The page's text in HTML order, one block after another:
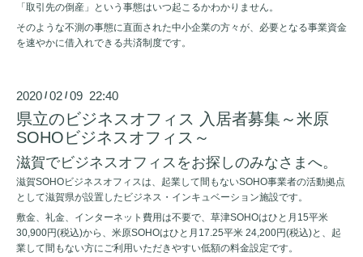
「取引先の倒産」という事態はいつ起こるかわかりません。
そのような不測の事態に直面された中小企業の方々が、必要となる事業資金
を速やかに借入れできる共済制度です。
2020 /02 /09 22:40
県立のビジネスオフィス 入居者募集～米原
SOHOビジネスオフィス～
滋賀でビジネスオフィスをお探しのみなさまへ。
滋賀SOHOビジネスオフィスは、起業して間もないSOHO事業者の活動拠点
として滋賀県が設置したビジネス・インキュベーション施設です。
敷金、礼金、インターネット費用は不要で、草津SOHOはひと月15平米
30,900円(税込)から、米原SOHOはひと月17.25平米 24,200円(税込)と、起
業して間もない方にご利用いただきやすい低額の料金設定です。